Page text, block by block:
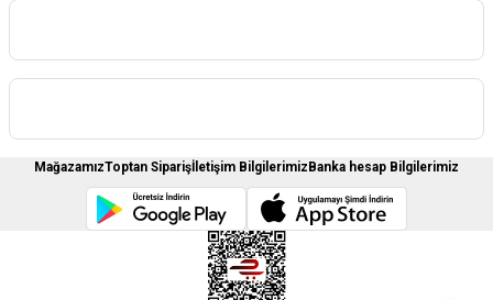
MağazamızToptan Siparişİletişim Bilgilerimiz Banka hesap Bilgilerimiz